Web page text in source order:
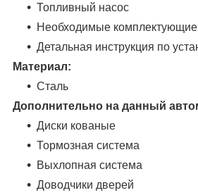
Топливный насос
Необходимые комплектующие
Детальная инструкция по
Материал:
Сталь
Дополнительно на данный
Диски кованые
Тормозная система
Выхлопная система
Доводчики дверей